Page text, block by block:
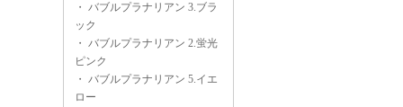
・ バブルプラナリアン 3.ブラ
ック
・ バブルプラナリアン 2.蛍光
ピンク
・ バブルプラナリアン 5.イエ
ロー